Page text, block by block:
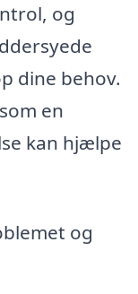
og
dine behov.
en
kan hjælpe
og